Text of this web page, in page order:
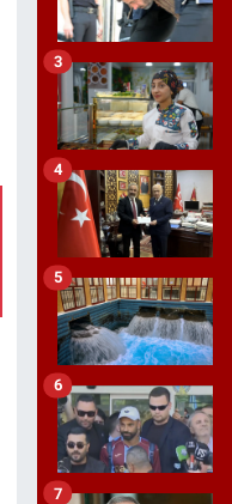
3
4
5
6
7